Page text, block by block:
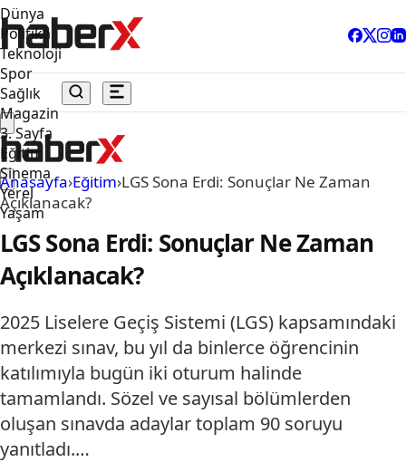
Dünya
Politika
Teknoloji
Spor
Sağlık
Magazin
3. Sayfa
Eğitim
Sinema
Yerel
Yaşam
Anasayfa›Eğitim›LGS Sona Erdi: Sonuçlar Ne Zaman
Açıklanacak?
LGS Sona Erdi: Sonuçlar Ne Zaman
Açıklanacak?
2025 Liselere Geçiş Sistemi (LGS) kapsamındaki
merkezi sınav, bu yıl da binlerce öğrencinin
katılımıyla bugün iki oturum halinde
tamamlandı. Sözel ve sayısal bölümlerden
oluşan sınavda adaylar toplam 90 soruyu
yanıtladı.…